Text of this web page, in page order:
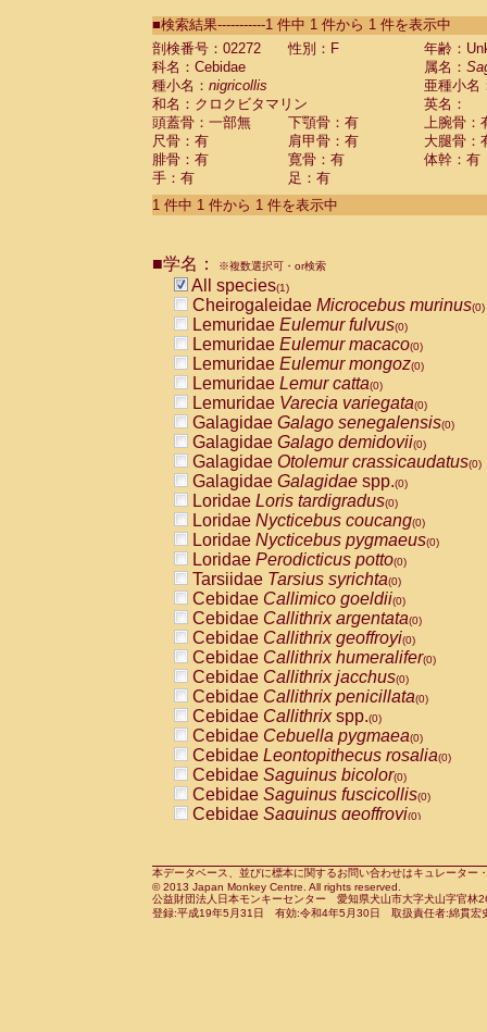
CebidaeSaguinus labiatus(0)
Cebidae Saguinus leucopus (0)
Cebidae
CebidaeSaguinus mystax
CebidaeSaguinus nigricollis (1)
Cebidae Saguinus oedipus
Cebidae Saguinus weddelli
Cebidae Saguinusspp.
Cebidae Aotus trivirgatus
Cebidae Cebus albifrons
CebidaeCebus nigrivittatus
CebidaeCebus
CebidaeSaimiri boliviensis(0)
CebidaeSaimiri sciureus(0)
AtelidaeAlouatta caraya(0)
AtelidaeAlouatta fusca(0)
AtelidaeAlouatta seniculus
AtelidaeAlouattaspp.(0)
AtelidaeAteles belzebuth(0)
AtelidaeAteles geoffroyi(0)
AtelidaeAteles paniscus(0)
AtelidaeAtelesspp.(0)
Atelidae Lagothrix lagothricha
AtelidaeLagothrix lagothricha cana
PitheciidaeCacajao calvus
PitheciidaeCallicebus cupreus
PitheciidaeCallicebus donacophilus
PitheciidaeCallicebus moloch
PitheciidaeCallicebus torquatus
PitheciidaeCallicebusspp.(0)
PitheciidaeChiropotes satanas(0)
PitheciidaePithecia monachus
PitheciidaePithecia pithecia(0)
CercopithecidaeCercocebus agilis
CercopithecidaeCercocebus
CercopithecidaeCercocebus
CercopithecidaeCercocebus
CercopithecidaeCercocebus
CercopithecidaeCercocebushybrid
CercopithecidaePapio anubis(0)
CercopithecidaePapio cynocephalus
CercopithecidaePapio hamadryas(0)
■検索結果-----------1 件中 1 件から 1 件を表示中
剖検番号：02272
性別：F
年齢：
科名：Cebidae
属名：
種小名： nigricollis
亜種小名
和名：クロクビタマリン
英名：
頭蓋骨：一部無
下顎骨：有
上腕骨：
尺骨：有
肩甲骨：有
大腿骨：
腓骨：有
寛骨：有
体幹：有
手：有
足：有
1 件中 1 件から 1 件を表示中
■学名： ※複数選択可・or検索
All species(1)
Cheirogaleidae Microcebus murinus(0)
Lemuridae Eulemur fulvus(0)
Lemuridae Eulemur macaco(0)
Lemuridae Eulemur mongoz(0)
Lemuridae Lemur catta(0)
Lemuridae Varecia variegata(0)
Galagidae Galago senegalensis(0)
Galagidae Galago demidovii(0)
Galagidae Otolemur crassicaudatus(0)
Galagidae Galagidae spp.(0)
Loridae Loris tardigradus(0)
Loridae Nycticebus coucang(0)
Loridae Nycticebus pygmaeus(0)
Loridae Perodicticus potto(0)
Tarsiidae Tarsius syrichta(0)
Cebidae Callimico goeldii(0)
Cebidae Callithrix argentata(0)
Cebidae Callithrix geoffroyi(0)
Cebidae Callithrix humeralifer(0)
Cebidae Callithrix jacchus(0)
Cebidae Callithrix penicillata(0)
Cebidae Callithrixspp.(0)
Cebidae Cebuella pygmaea(0)
Cebidae Leontopithecus rosalia(0)
Cebidae Saguinus bicolor(0)
Cebidae Saguinus fuscicollis(0)
Cebidae Saguinus geoffroyi(0)
CebidaeSaguinus leucopus(0)
CebidaeSaguinus midas(0)
Cebidae Saguinus mystax(0)
本データベース、並びに標本に関するお問い合わせはキュレータ
© 2013 Japan Monkey Centre. All rights reserved.
公益財団法人日本モンキーセンター 愛知県犬山市大字犬山字官
登録:平成19年5月31日 有効:令和4年5月30日 取扱責任者:綿貫宏